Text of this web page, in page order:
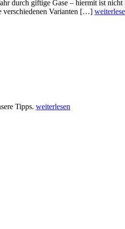
durch giftige Gase – hiermit ist nicht
verschiedenen Varianten […]
Tipps. weiterlesen